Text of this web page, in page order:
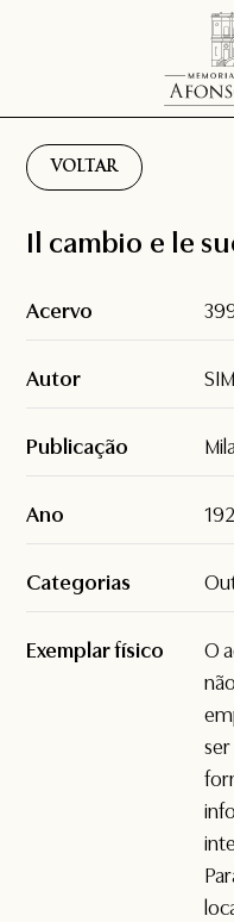
VOLTAR
Il cambio e le
Acervo
Autor
Publicação
Ano
Categorias
Exemplar físico
O